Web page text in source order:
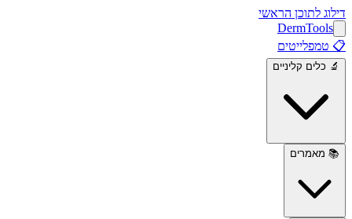
דילוג לתוכן הראשי
DermTools
📋 טמפלייטים
🔬 כלים קליניים
📚 מאמרים